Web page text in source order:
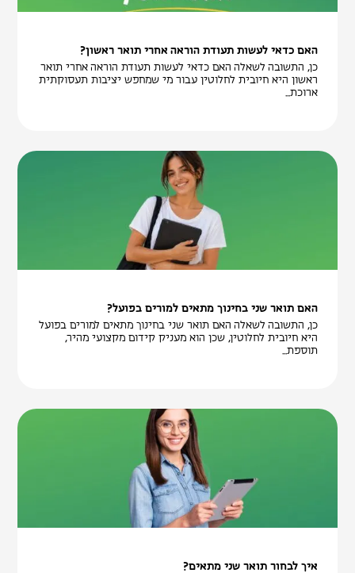
האם כדאי לעשות תעודת הוראה אחרי תואר ראשון?
כן, התשובה לשאלה האם כדאי לעשות תעודת הוראה אחרי תואר
ראשון היא חיובית לחלוטין עבור מי שמחפש יציבות תעסוקתית
ארוכת...
האם תואר שני בחינוך מתאים למורים בפועל?
כן, התשובה לשאלה האם תואר שני בחינוך מתאים למורים בפועל
היא חיובית לחלוטין, שכן הוא מעניק קידום מקצועי מהיר,
תוספת...
איך לבחור תואר שני מתאים?